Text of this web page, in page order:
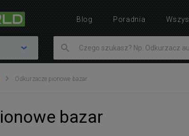
Odkurzacze pionowe bazar
bazar
Blog Poradnia